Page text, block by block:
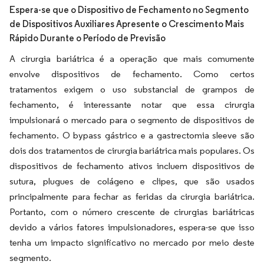
Espera-se que o Dispositivo de Fechamento no Segmento
de Dispositivos Auxiliares Apresente o Crescimento Mais
Rápido Durante o Período de Previsão
A cirurgia bariátrica é a operação que mais comumente
envolve dispositivos de fechamento. Como certos
tratamentos exigem o uso substancial de grampos de
fechamento, é interessante notar que essa cirurgia
impulsionará o mercado para o segmento de dispositivos de
fechamento. O bypass gástrico e a gastrectomia sleeve são
dois dos tratamentos de cirurgia bariátrica mais populares. Os
dispositivos de fechamento ativos incluem dispositivos de
sutura, plugues de colágeno e clipes, que são usados
principalmente para fechar as feridas da cirurgia bariátrica.
Portanto, com o número crescente de cirurgias bariátricas
devido a vários fatores impulsionadores, espera-se que isso
tenha um impacto significativo no mercado por meio deste
segmento.